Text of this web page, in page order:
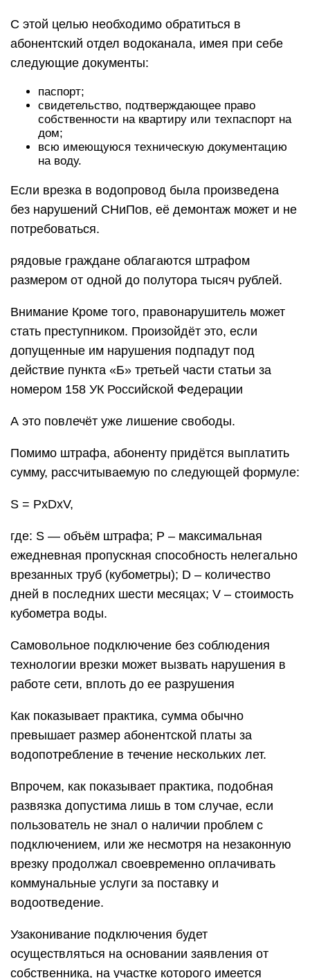
С этой целью необходимо обратиться в
абонентский отдел водоканала, имея при себе
следующие документы:
паспорт;
свидетельство, подтверждающее право
собственности на квартиру или техпаспорт на
дом;
всю имеющуюся техническую документацию
на воду.
Если врезка в водопровод была произведена
без нарушений СНиПов, её демонтаж может и не
потребоваться.
рядовые граждане облагаются штрафом
размером от одной до полутора тысяч рублей.
Внимание Кроме того, правонарушитель может
стать преступником. Произойдёт это, если
допущенные им нарушения подпадут под
действие пункта «Б» третьей части статьи за
номером 158 УК Российской Федерации
А это повлечёт уже лишение свободы.
Помимо штрафа, абоненту придётся выплатить
сумму, рассчитываемую по следующей формуле:
S = PxDxV,
где: S — объём штрафа; P – максимальная
ежедневная пропускная способность нелегально
врезанных труб (кубометры); D – количество
дней в последних шести месяцах; V – стоимость
кубометра воды.
Самовольное подключение без соблюдения
технологии врезки может вызвать нарушения в
работе сети, вплоть до ее разрушения
Как показывает практика, сумма обычно
превышает размер абонентской платы за
водопотребление в течение нескольких лет.
Впрочем, как показывает практика, подобная
развязка допустима лишь в том случае, если
пользователь не знал о наличии проблем с
подключением, или же несмотря на незаконную
врезку продолжал своевременно оплачивать
коммунальные услуги за поставку и
водоотведение.
Узаконивание подключения будет
осуществляться на основании заявления от
собственника, на участке которого имеется